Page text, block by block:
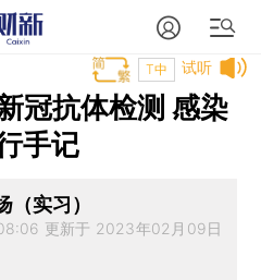
试听
T中
冠抗体检测 感染
手记
实习）
更新于 2023年02月09日